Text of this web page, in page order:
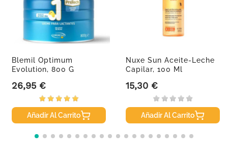
Blemil Optimum
Evolution, 800 G
Precio
26,95 €
Añadir Al Carrito
Nuxe Sun Aceite-Leche
Capilar, 100 Ml
Precio
15,30 €
Añadir Al Carrito